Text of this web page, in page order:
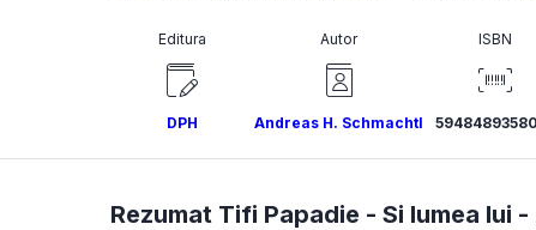
Editura
DPH
Autor
Andreas H. Schmachtl
ISBN
Rezumat Tifi Papadie - Si lumea lui -